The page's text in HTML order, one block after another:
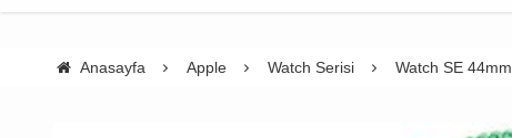
Anasayfa Apple Watch Serisi Watch SE 44mm